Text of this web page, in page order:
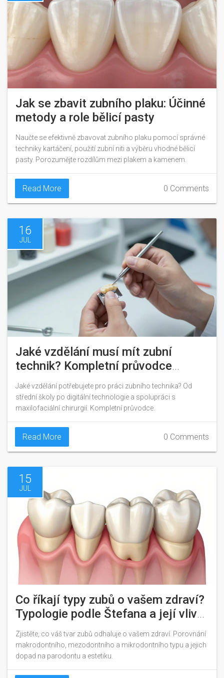
Jak se zbavit zubního plaku: Účinné
metody a role bělicí pasty
Naučte se efektivně zbavovat zubního plaku pomocí správné
techniky kartáčení, použití zubní niti a výběru vhodné bělicí
pasty. Porozumějte rozdílům mezi plakem a kamenem.
Read More 0 Comments
16
JUL
Jaké vzdělání musí mít zubní
technik? Kompletní průvodce
studiem a kariérou
Jaké vzdělání potřebujete pro práci zubního technika? Od
střední školy po digitální technologie a spolupráci s
maxilofaciální chirurgií. Kompletní průvodce.
Read More 0 Comments
15
JUL
Co říkají typy zubů o vašem zdraví?
Typologie podle Štefana a její vliv
na organismus
Zjistěte, co váš tvar zubů odhaluje o vašem zdraví. Porovnání
makrodontního, mezodontního a mikrodontního typu a jejich
dopad na parodontu a estetiku.